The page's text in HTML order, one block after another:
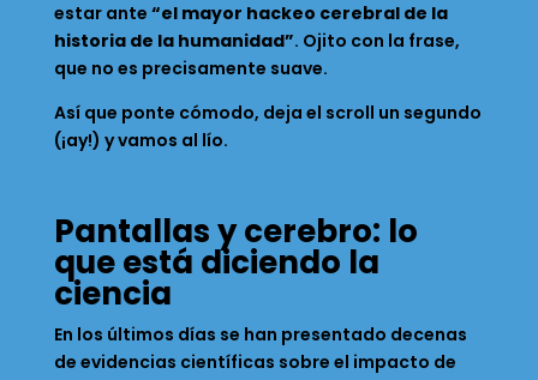
estar ante “el mayor hackeo cerebral de la
historia de la humanidad”. Ojito con la frase,
que no es precisamente suave.
Así que ponte cómodo, deja el scroll un segundo
(¡ay!) y vamos al lío.
Pantallas y cerebro: lo
que está diciendo la
ciencia
En los últimos días se han presentado decenas
de evidencias científicas sobre el impacto de